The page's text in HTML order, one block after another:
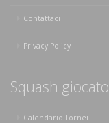
Contattaci
Privacy Policy
Squash giocato
Calendario Tornei